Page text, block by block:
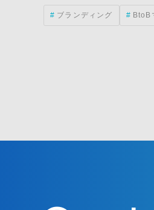
ブランディング BtoB